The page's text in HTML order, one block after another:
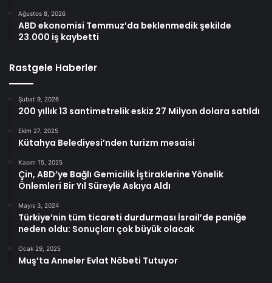
Ağustos 8, 2026
ABD ekonomisi Temmuz’da beklenmedik şekilde
23.000 iş kaybetti
Rastgele Haberler
Şubat 9, 2026
200 yıllık 13 santimetrelik eskiz 27 Milyon dolara satıldı
Ekim 27, 2025
Kütahya Belediyesi’nden turizm mesaisi
Kasım 15, 2025
Çin, ABD’ye Bağlı Gemicilik İştiraklerine Yönelik
Önlemleri Bir Yıl Süreyle Askıya Aldı
Mayıs 3, 2024
Türkiye’nin tüm ticareti durdurması İsrail’de paniğe
neden oldu: Sonuçları çok büyük olacak
Ocak 29, 2025
Muş’ta Anneler Evlat Nöbeti Tutuyor